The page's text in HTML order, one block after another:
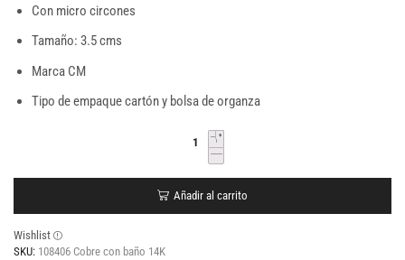
Con micro circones
Tamaño: 3.5 cms
Marca CM
Tipo de empaque cartón y bolsa de organza
Añadir al carrito
Wishlist
SKU: 108406 Cobre con baño 14K